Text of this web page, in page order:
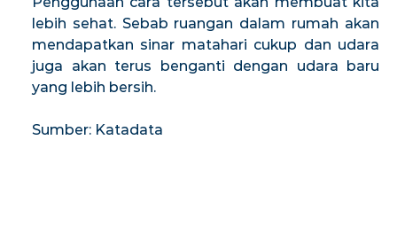
lebih sehat. Sebab ruangan dalam rumah akan
mendapatkan sinar matahari cukup dan udara
juga akan terus benganti dengan udara baru
yang lebih bersih.
Sumber: Katadata